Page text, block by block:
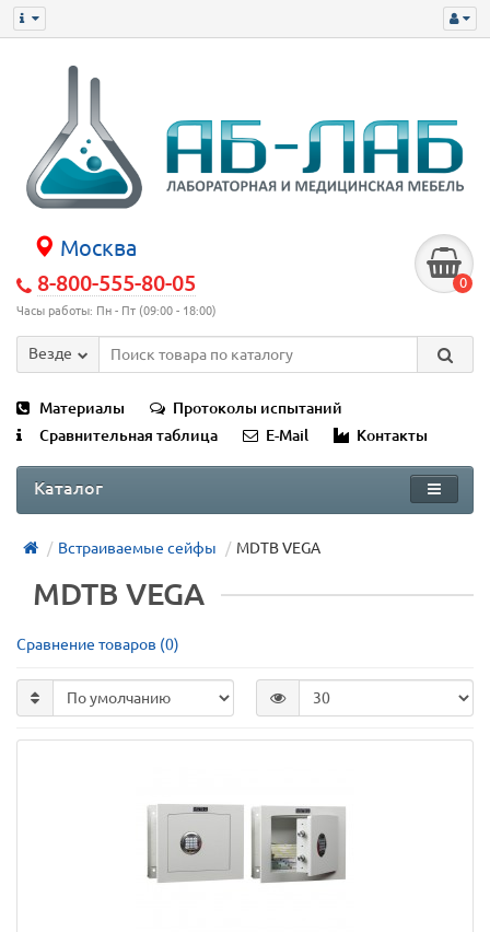
Москва
8-800-555-80-05
Часы работы: Пн - Пт (09:00 - 18:00)
0
Везде
Материалы
Протоколы испытаний
Сравнительная таблица
E-Mail Контакты
Каталог
Встраиваемые сейфы MDTB VEGA
MDTB VEGA
Сравнение товаров (0)